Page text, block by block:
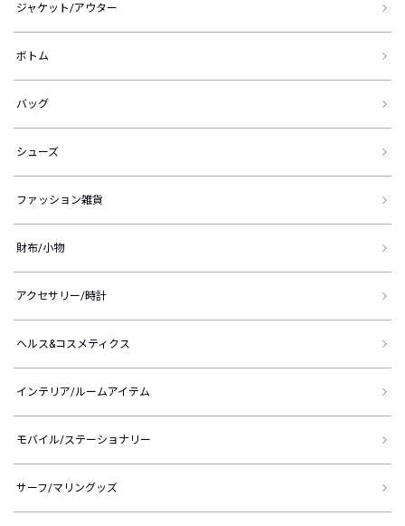
ジャケット/アウター
ボトム
バッグ
シューズ
ファッション雑貨
財布/小物
アクセサリー/時計
ヘルス&コスメティクス
インテリア/ルームアイテム
モバイル/ステーショナリー
サーフ/マリングッズ